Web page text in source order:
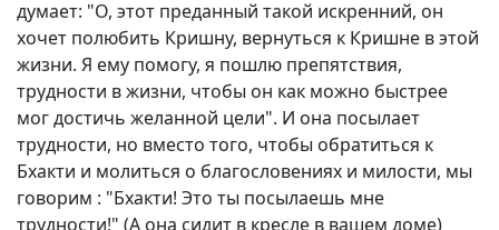
думает: "О, этот преданный такой искренний, он
хочет полюбить Кришну, вернуться к Кришне в этой
жизни. Я ему помогу, я пошлю препятствия,
трудности в жизни, чтобы он как можно быстрее
мог достичь желанной цели". И она посылает
трудности, но вместо того, чтобы обратиться к
Бхакти и молиться о благословениях и милости, мы
говорим : "Бхакти! Это ты посылаешь мне
трудности!" (А она сидит в кресле в вашем доме)